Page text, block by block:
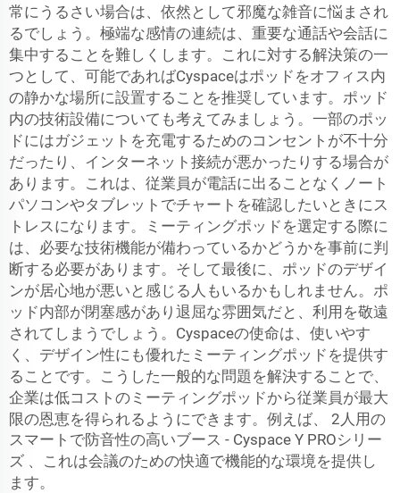
常にうるさい場合は、依然として邪魔な雑音に悩まされ
るでしょう。極端な感情の連続は、重要な通話や会話に
集中することを難しくします。これに対する解決策の一
つとして、可能であればCyspaceはポッドをオフィス内
の静かな場所に設置することを推奨しています。ポッド
内の技術設備についても考えてみましょう。一部のポッ
ドにはガジェットを充電するためのコンセントが不十分
だったり、インターネット接続が悪かったりする場合が
あります。これは、従業員が電話に出ることなくノート
パソコンやタブレットでチャートを確認したいときにス
トレスになります。ミーティングポッドを選定する際に
は、必要な技術機能が備わっているかどうかを事前に判
断する必要があります。そして最後に、ポッドのデザイ
ンが居心地が悪いと感じる人もいるかもしれません。ポ
ッド内部が閉塞感があり退屈な雰囲気だと、利用を敬遠
されてしまうでしょう。Cyspaceの使命は、使いやす
く、デザイン性にも優れたミーティングポッドを提供す
ることです。こうした一般的な問題を解決することで、
企業は低コストのミーティングポッドから従業員が最大
限の恩恵を得られるようにできます。例えば、 2人用の
スマートで防音性の高いブース - Cyspace Y PROシリー
ズ 、これは会議のための快適で機能的な環境を提供し
ます。